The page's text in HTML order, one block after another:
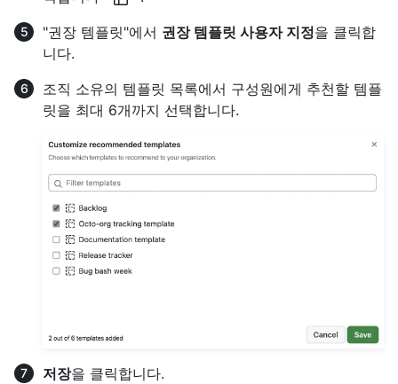
"권장 템플릿"에서 권장 템플릿 사용자 지정을 클릭합
니다.
조직 소유의 템플릿 목록에서 구성원에게 추천할 템플
릿을 최대 6개까지 선택합니다.
저장을 클릭합니다.